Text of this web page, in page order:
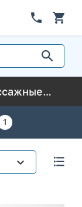
Складные и переносные массажные столы Proxima
1